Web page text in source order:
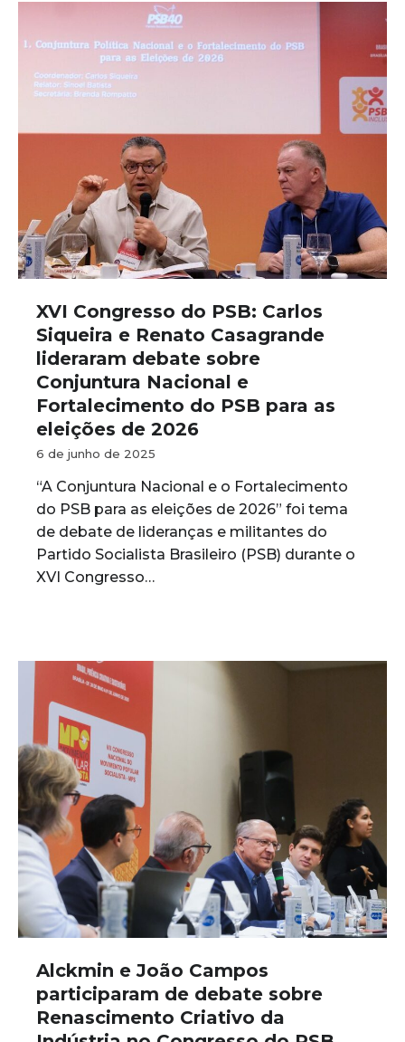
XVI Congresso do PSB: Carlos
Siqueira e Renato Casagrande
lideraram debate sobre
Conjuntura Nacional e
Fortalecimento do PSB para as
eleições de 2026
6 de junho de 2025
“A Conjuntura Nacional e o Fortalecimento
do PSB para as eleições de 2026” foi tema
de debate de lideranças e militantes do
Partido Socialista Brasileiro (PSB) durante o
XVI Congresso…
Alckmin e João Campos
participaram de debate sobre
Renascimento Criativo da